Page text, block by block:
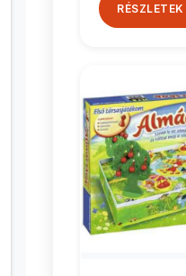
RÉSZLETEK